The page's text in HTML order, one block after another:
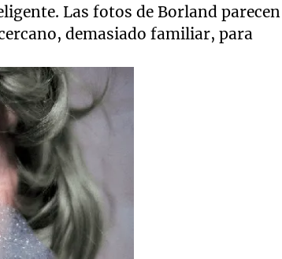
Las fotos de Borland parecen
demasiado familiar, para